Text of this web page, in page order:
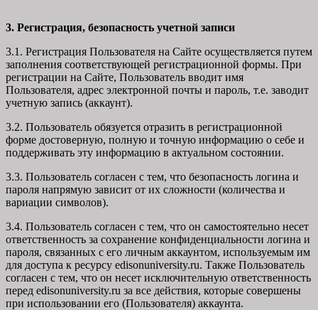
3. Регистрация, безопасность учетной записи
3.1. Регистрация Пользователя на Сайте осуществляется путем
заполнения соответствующей регистрационной формы. При
регистрации на Сайте, Пользователь вводит имя
Пользователя, адрес электронной почты и пароль, т.е. заводит
учетную запись (аккаунт).
3.2. Пользователь обязуется отразить в регистрационной
форме достоверную, полную и точную информацию о себе и
поддерживать эту информацию в актуальном состоянии.
3.3. Пользователь согласен с тем, что безопасность логина и
пароля напрямую зависит от их сложности (количества и
вариации символов).
3.4. Пользователь согласен с тем, что он самостоятельно несет
ответственность за сохранение конфиденциальности логина и
пароля, связанных с его личным аккаунтом, используемым им
для доступа к ресурсу edisonuniversity.ru. Также Пользователь
согласен с тем, что он несет исключительную ответственность
перед edisonuniversity.ru за все действия, которые совершены
при использовании его (Пользователя) аккаунта.